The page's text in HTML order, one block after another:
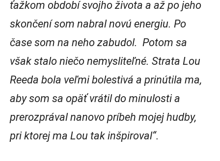
ťažkom období svojho života a až po jeho
skončení som nabral novú energiu. Po
čase som na neho zabudol. Potom sa
však stalo niečo nemysliteľné. Strata Lou
Reeda bola veľmi bolestivá a prinútila ma,
aby som sa opäť vrátil do minulosti a
prerozprával nanovo príbeh mojej hudby,
pri ktorej ma Lou tak inšpiroval“.